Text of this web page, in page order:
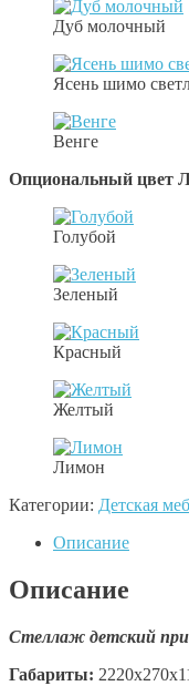
Дуб молочный
Ясень шимо
Венге
Опциональный цвет
Голубой
Зеленый
Красный
Желтый
Лимон
Категории: Детская
Описание
Описание
Стеллаж детский
Габариты: